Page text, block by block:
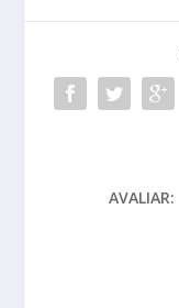
AVALIAR: